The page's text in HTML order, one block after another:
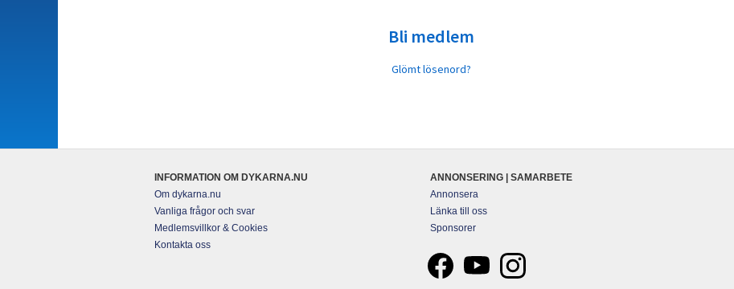
Bli medlem
Glömt lösenord?
INFORMATION OM DYKARNA.NU
Om dykarna.nu
Vanliga frågor och svar
Medlemsvillkor & Cookies
Kontakta oss
ANNONSERING | SAMARBETE
Annonsera
Länka till oss
Sponsorer